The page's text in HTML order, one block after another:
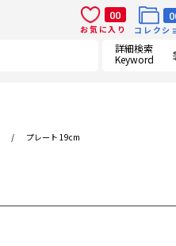
詳細検索
Keyword
00
お気に入り
コレクシ
/ プレート 19cm